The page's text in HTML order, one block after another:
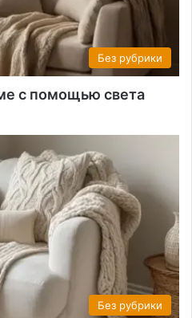
Без рубрики
с помощью света
Без рубрики